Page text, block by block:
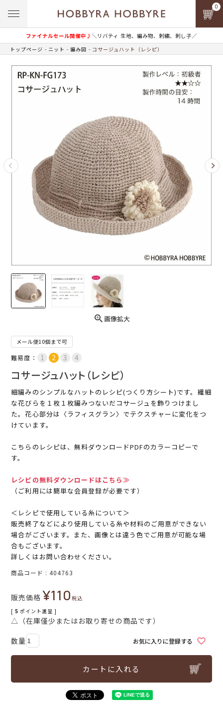
ファイナルセール開催中♪＼リバティ 生地、編み物、刺繍、刺し子／
0
トップページ ニット 編み図 コサージュハット（レシピ）
画像拡大
メール便10個まで可
難易度：
コサージュハット（レシピ）
細編みのシンプルなハットのレシピ(つくり方シート)です。繊細
な花びらを１枚１枚編みつないだコサージュを飾りつけまし
た。花心部分は〈ラフィスグラン〉でテクスチャーに変化をつ
けています。
こちらのレシピは、無料ダウンロードPDFのカラーコピーで
す。
レシピの無料ダウンロードはこちら≫
（ご利用には簡単な会員登録が必要です）
＜レシピで使用している糸について＞
販売終了などにより使用している糸や材料のご用意ができない
場合がございます。また、画像とは違う色でご用意が可能な場
合もございます。
詳しくはお問い合わせください。
商品コード 404763
販売価格 ¥110税込
[ 5 ポイント進呈 ]
△（在庫僅少またはお取り寄せの商品です）
お気に入りに登録する
カートに入れる